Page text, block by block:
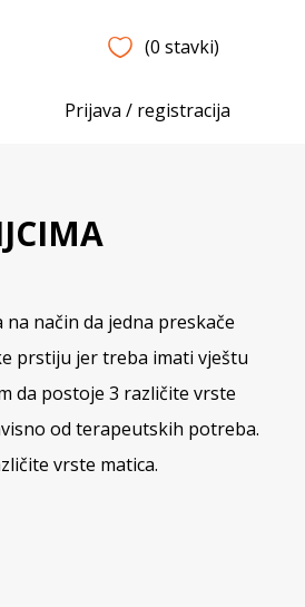
(0 stavki)
Prijava / registracija
način da jedna preskače
prstiju jer treba imati vještu
da postoje 3 različite vrste
od terapeutskih potreba.
vrste matica.